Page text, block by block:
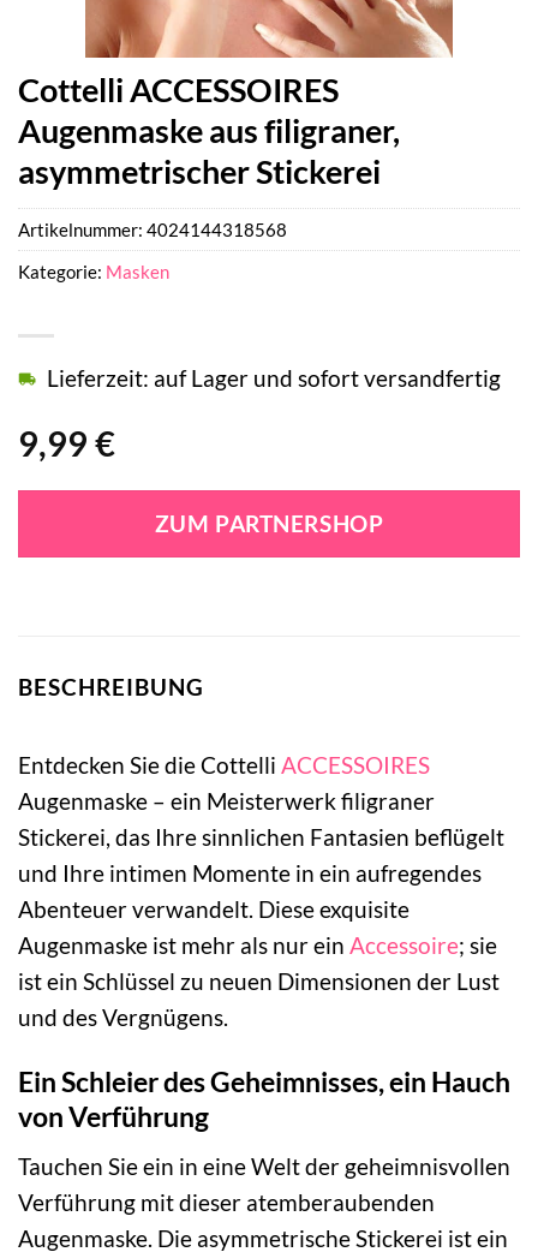
Cottelli ACCESSOIRES
Augenmaske aus filigraner,
asymmetrischer Stickerei
9,99 €
Lieferzeit: auf Lager und sofort versandfertig
ZUM PARTNERSHOP
Artikelnummer: 4024144318568
Kategorie: Masken
BESCHREIBUNG
Entdecken Sie die Cottelli ACCESSOIRES
Augenmaske – ein Meisterwerk filigraner
Stickerei, das Ihre sinnlichen Fantasien beflügelt
und Ihre intimen Momente in ein aufregendes
Abenteuer verwandelt. Diese exquisite
Augenmaske ist mehr als nur ein Accessoire; sie
ist ein Schlüssel zu neuen Dimensionen der Lust
und des Vergnügens.
Ein Schleier des Geheimnisses, ein Hauch
von Verführung
Tauchen Sie ein in eine Welt der geheimnisvollen
Verführung mit dieser atemberaubenden
Augenmaske. Die asymmetrische Stickerei ist ein